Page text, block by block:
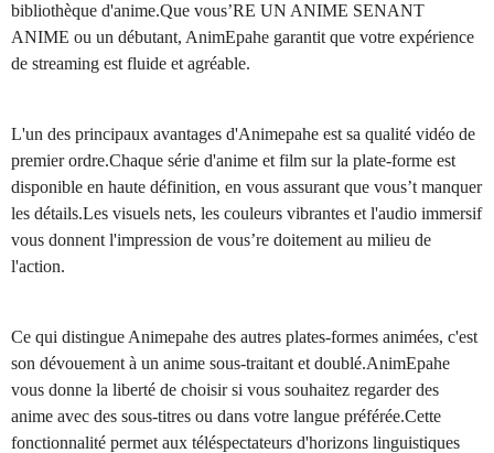
bibliothèque d'anime.Que vous’RE UN ANIME SENANT
ANIME ou un débutant, AnimEpahe garantit que votre expérience
de streaming est fluide et agréable.
L'un des principaux avantages d'Animepahe est sa qualité vidéo de
premier ordre.Chaque série d'anime et film sur la plate-forme est
disponible en haute définition, en vous assurant que vous’t manquer
les détails.Les visuels nets, les couleurs vibrantes et l'audio immersif
vous donnent l'impression de vous’re doitement au milieu de
l'action.
Ce qui distingue Animepahe des autres plates-formes animées, c'est
son dévouement à un anime sous-traitant et doublé.AnimEpahe
vous donne la liberté de choisir si vous souhaitez regarder des
anime avec des sous-titres ou dans votre langue préférée.Cette
fonctionnalité permet aux téléspectateurs d'horizons linguistiques